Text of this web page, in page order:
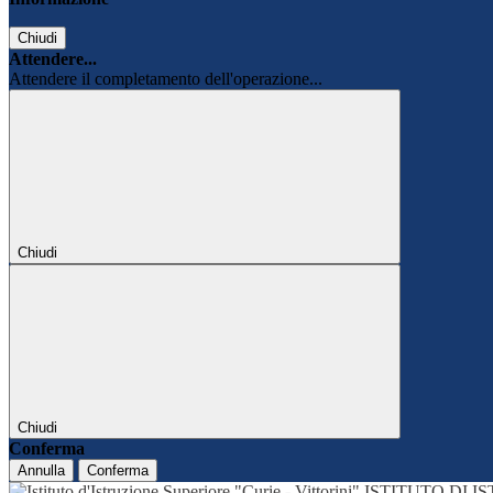
Chiudi
Attendere...
Attendere il completamento dell'operazione...
Chiudi
Chiudi
Conferma
Annulla Conferma